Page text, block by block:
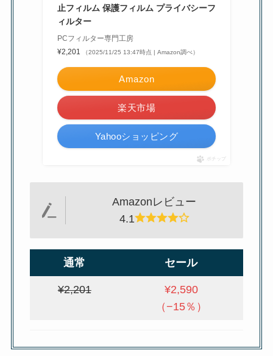
止フィルム 保護フィルム プライバシーフ
ィルター
PCフィルター専門工房
¥2,201
（2025/11/25 13:47時点 | Amazon調べ）
Amazon
楽天市場
Yahooショッピング
ポチップ
Amazonレビュー
4.1
通常 セール
¥2,201
¥2,590
（−15％）